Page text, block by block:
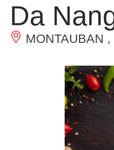
Da
MONTAUBAN